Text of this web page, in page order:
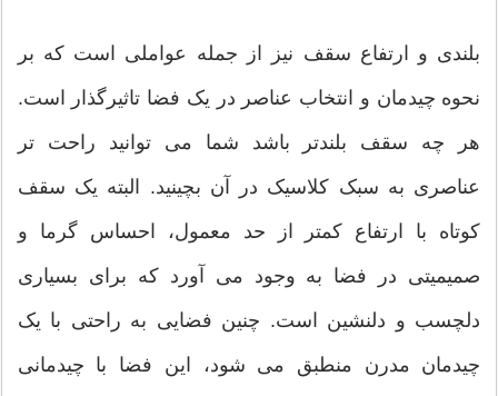
بلندی و ارتفاع سقف نیز از جمله عواملی است که بر
نحوه چیدمان و انتخاب عناصر در یک فضا تاثیرگذار است.
هر چه سقف بلندتر باشد شما می توانید راحت تر
عناصری به سبک کلاسیک در آن بچینید. البته یک سقف
کوتاه با ارتفاع کمتر از حد معمول، احساس گرما و
صمیمیتی در فضا به وجود می آورد که برای بسیاری
دلچسب و دلنشین است. چنین فضایی به راحتی با یک
چیدمان مدرن منطبق می شود، این فضا با چیدمانی